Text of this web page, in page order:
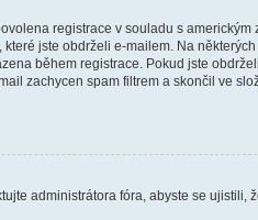
registrace v souladu s americkým
jste obdrželi e-mailem. Na
během registrace. Pokud jste
zachycen spam filtrem a skončil ve
administrátora fóra, abyste se ujistili,